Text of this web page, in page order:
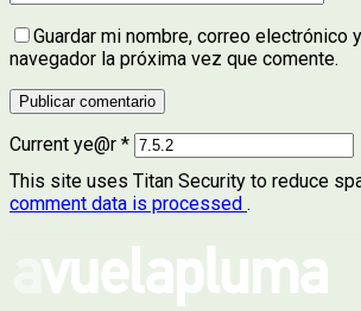
Guardar mi nombre, correo electrónico
navegador la próxima vez que comente.
Current ye@r *
This site uses Titan Security to reduce
comment data is processed .